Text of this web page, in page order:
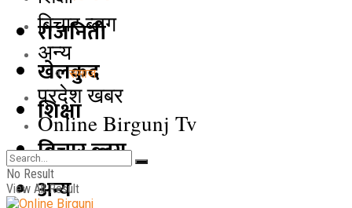
राजनिती
खेलकुद
शिक्षा
बिचार ब्लग
अन्य
बिचार ब्लग
अन्य
समाज
प्रदेश खबर
Online Birgunj Tv
No Result
View All Result